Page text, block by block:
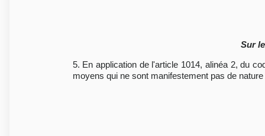
Sur
5. En application de l'article 1014, alinéa 2, du
moyens qui ne sont manifestement pas de